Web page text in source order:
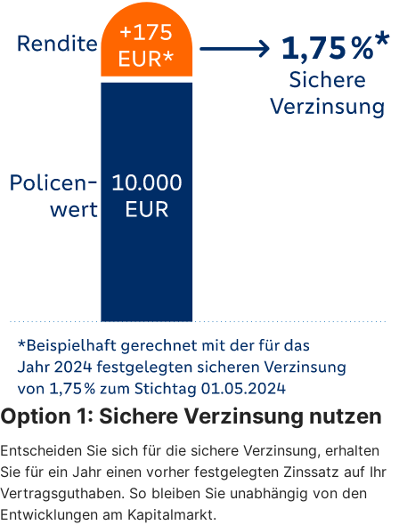
Option 1: Sichere Verzinsung nutzen
Entscheiden Sie sich für die sichere Verzinsung, erhalten
Sie für ein Jahr einen vorher festgelegten Zinssatz auf Ihr
Vertragsguthaben. So bleiben Sie unabhängig von den
Entwicklungen am Kapitalmarkt.